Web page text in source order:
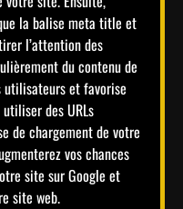
la balise meta title et
l’attention des
du contenu de
utilisateurs et favorise
des URLs
de chargement de votre
vos chances
site sur Google et
site web.